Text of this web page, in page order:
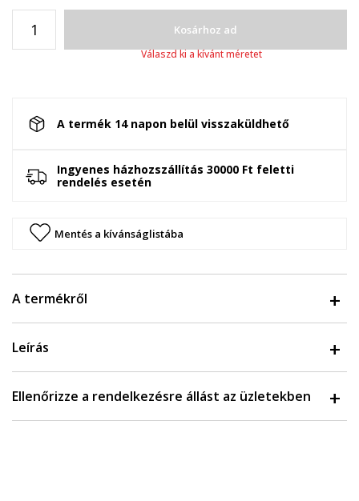
Kosárhoz ad
Válaszd ki a kívánt méretet
A termék 14 napon belül visszaküldhető
Ingyenes házhozszállítás 30000 Ft feletti
rendelés esetén
Mentés a kívánságlistába
A termékről
Leírás
Ellenőrizze a rendelkezésre állást az üzletekben